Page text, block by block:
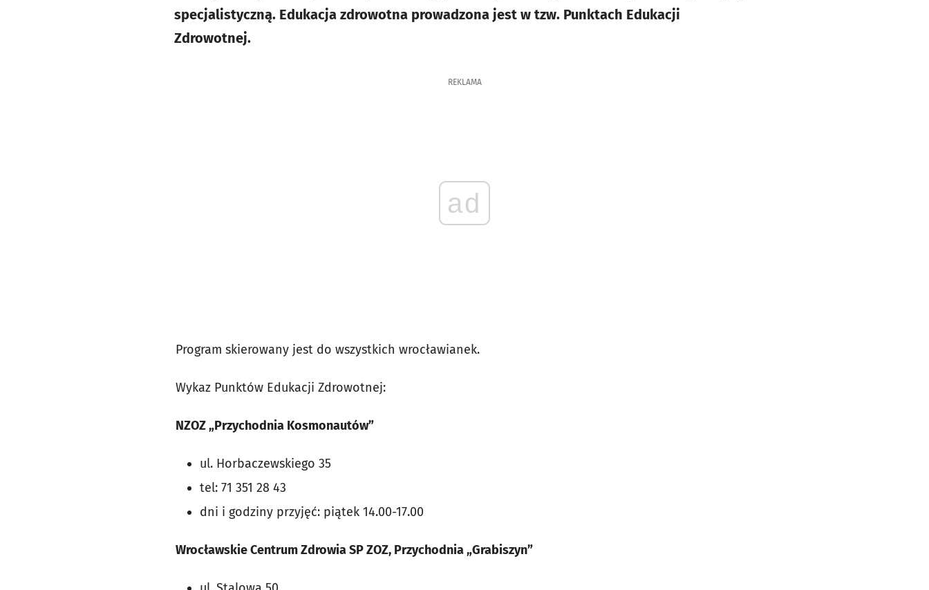
specjalistyczną. Edukacja zdrowotna prowadzona jest w tzw. Punktach Edukacji
Zdrowotnej.
REKLAMA
ad
Program skierowany jest do wszystkich wrocławianek.
Wykaz Punktów Edukacji Zdrowotnej:
NZOZ „Przychodnia Kosmonautów”
ul. Horbaczewskiego 35
tel: 71 351 28 43
dni i godziny przyjęć: piątek 14.00-17.00
Wrocławskie Centrum Zdrowia SP ZOZ, Przychodnia „Grabiszyn”